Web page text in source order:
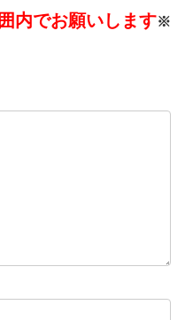
内でお願いします※